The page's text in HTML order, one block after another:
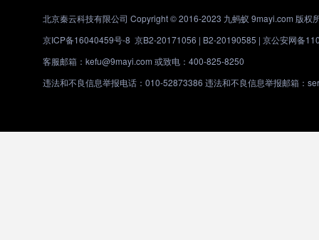
北京秦云科技有限公司 Copyright © 2016-2023 九蚂蚁 9mayi.com 版权
京ICP备16040459号-8 京B2-20171056 | B2-20190585 | 京公安网备
客服邮箱：kefu@9mayi.com 或致电：400-825-8250
违法和不良信息举报电话：010-52873386 违法和不良信息举报邮箱：